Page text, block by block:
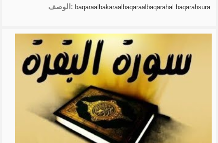
الوصف: baqaraalbakaraalbaqaraalbaqarahal baqarahsura...